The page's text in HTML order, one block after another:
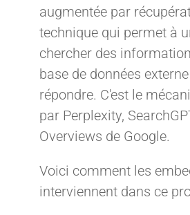
augmentée par
technique qui permet à
chercher des
base de données
répondre. C'est le
par Perplexity,
Overviews de Google.
Voici comment les
interviennent dans ce